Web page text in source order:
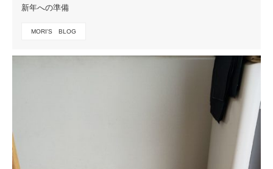
新年への準備
MORI'S BLOG